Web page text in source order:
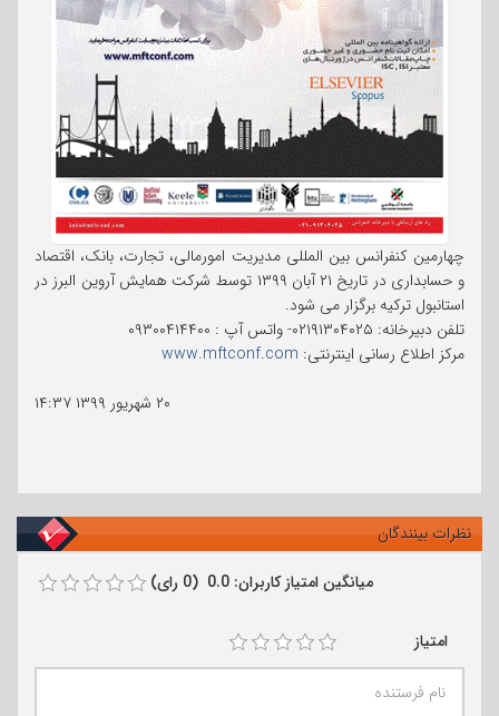
چهارمین کنفرانس بین المللی مدیریت امورمالی، تجارت، بانک، اقتصاد
و حسابداری در تاریخ ۲۱ آبان ۱۳۹۹ توسط شرکت همایش آروین البرز در
استانبول ترکیه برگزار می شود.
تلفن دبیرخانه: ۰۲۱۹۱۳۰۴۰۲۵- واتس آپ : ۰۹۳۰۰۴۱۴۴۰۰
مرکز اطلاع رسانی اینترنتی: www.mftconf.com
۲۰ شهریور ۱۳۹۹
۱۴:۳۷
نظرات بینندگان
میانگین امتیاز کاربران: 0.0 (0 رای)
امتیاز